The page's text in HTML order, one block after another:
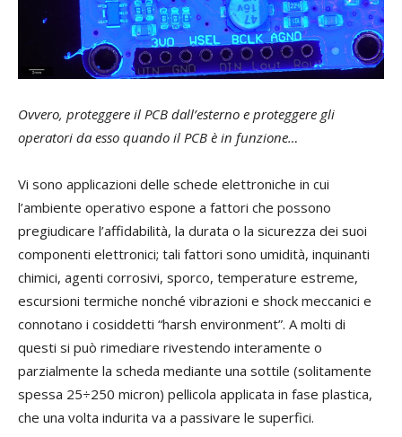
Ovvero, proteggere il PCB dall’esterno e proteggere gli
operatori da esso quando il PCB è in funzione…
Vi sono applicazioni delle schede elettroniche in cui
l’ambiente operativo espone a fattori che possono
pregiudicare l’affidabilità, la durata o la sicurezza dei suoi
componenti elettronici; tali fattori sono umidità, inquinanti
chimici, agenti corrosivi, sporco, temperature estreme,
escursioni termiche nonché vibrazioni e shock meccanici e
connotano i cosiddetti “harsh environment”. A molti di
questi si può rimediare rivestendo interamente o
parzialmente la scheda mediante una sottile (solitamente
spessa 25÷250 micron) pellicola applicata in fase plastica,
che una volta indurita va a passivare le superfici.